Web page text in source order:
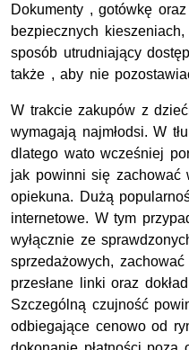
Dokumenty , gotówkę
bezpiecznych
sposób utrudniający
także , aby nie
W trakcie zakupów z
wymagają najmłodsi. W
dlatego wato wcześniej
jak powinni się zachować
opiekuna. Dużą
internetowe. W tym
wyłącznie ze
sprzedażowych,
przesłane linki oraz
Szczególną czujność
odbiegające cenowo od